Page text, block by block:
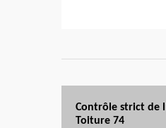
Contrôle strict de
Toiture 74